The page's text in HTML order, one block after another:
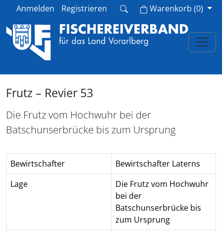
Anmelden Registrieren CartWarenkorb (0)
Frutz – Revier 53
Die Frutz vom Hochwuhr bei der
Batschunserbrücke bis zum Ursprung
Bewirtschafter
Bewirtschafter Laterns
Lage
Die Frutz vom Hochwuhr
bei der
Batschunserbrücke bis
zum Ursprung